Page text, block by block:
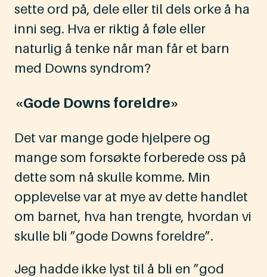
sette ord på, dele eller til dels orke å ha
inni seg. Hva er riktig å føle eller
naturlig å tenke når man får et barn
med Downs syndrom?
«Gode Downs foreldre»
Det var mange gode hjelpere og
mange som forsøkte forberede oss på
dette som nå skulle komme. Min
opplevelse var at mye av dette handlet
om barnet, hva han trengte, hvordan vi
skulle bli ”gode Downs foreldre”.
Jeg hadde ikke lyst til å bli en ”god